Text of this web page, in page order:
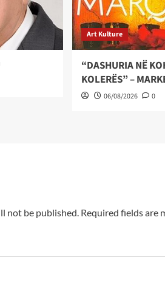
Art Kulture
“DASHURIA NË
KOLERËS” –
06/08/2026 0
not be published. Required fields are